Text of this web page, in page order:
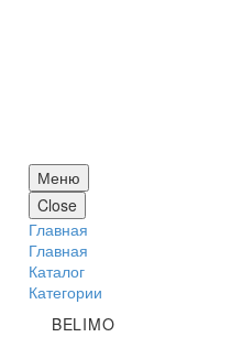
Меню
Close
Главная
Главная
Каталог
Категории
BELIMO